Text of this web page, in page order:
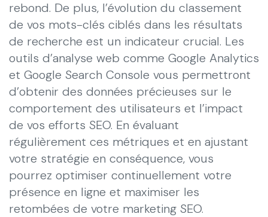
rebond. De plus, l’évolution du classement
de vos mots-clés ciblés dans les résultats
de recherche est un indicateur crucial. Les
outils d’analyse web comme Google Analytics
et Google Search Console vous permettront
d’obtenir des données précieuses sur le
comportement des utilisateurs et l’impact
de vos efforts SEO. En évaluant
régulièrement ces métriques et en ajustant
votre stratégie en conséquence, vous
pourrez optimiser continuellement votre
présence en ligne et maximiser les
retombées de votre marketing SEO.